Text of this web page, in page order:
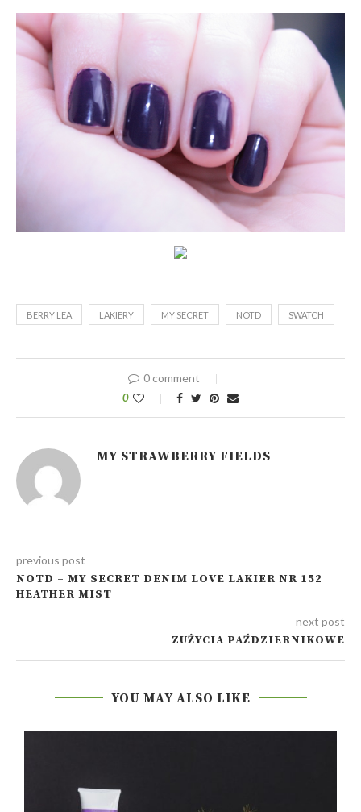
BERRY LEA LAKIERY MY SECRET NOTD SWATCH
0 comment
0
MY STRAWBERRY FIELDS
previous post
NOTD – MY SECRET DENIM LOVE LAKIER NR 152
HEATHER MIST
next post
ZUŻYCIA PAŹDZIERNIKOWE
YOU MAY ALSO LIKE